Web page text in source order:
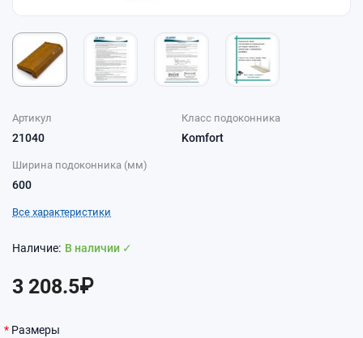
Артикул
21040
Класс подоконника
Komfort
Ширина подоконника (мм)
600
Все характеристики
В наличии ✓
3 208.5₽
Размеры